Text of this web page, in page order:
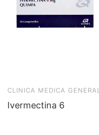
CLINICA MEDICA GENERAL
Ivermectina 6